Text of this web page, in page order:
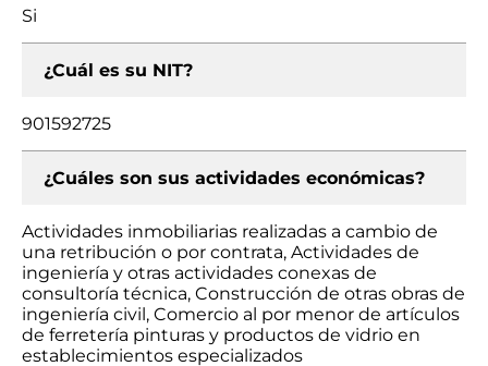
Si
¿Cuál es su NIT?
901592725
¿Cuáles son sus actividades económicas?
Actividades inmobiliarias realizadas a cambio de
una retribución o por contrata, Actividades de
ingeniería y otras actividades conexas de
consultoría técnica, Construcción de otras obras de
ingeniería civil, Comercio al por menor de artículos
de ferretería pinturas y productos de vidrio en
establecimientos especializados